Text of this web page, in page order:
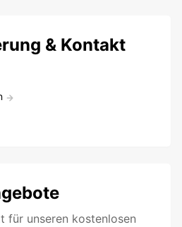
& Kontakt
für unseren kostenlosen